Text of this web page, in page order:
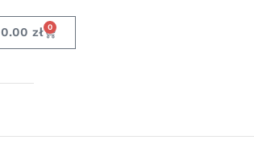
0.00zł 0